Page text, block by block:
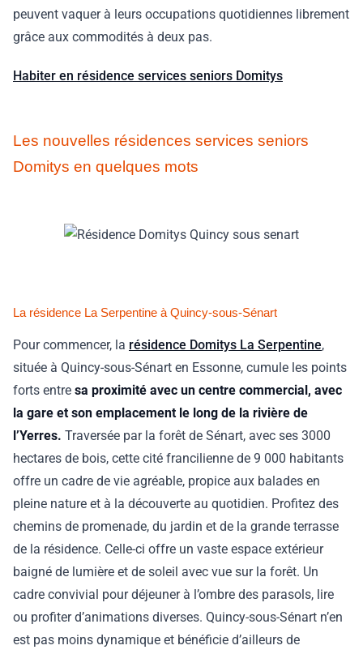
peuvent vaquer à leurs occupations quotidiennes librement
grâce aux commodités à deux pas.
Habiter en résidence services seniors Domitys
Les nouvelles résidences services seniors
Domitys en quelques mots
La résidence La Serpentine à Quincy-sous-Sénart
Pour commencer, la résidence Domitys La Serpentine,
située à Quincy-sous-Sénart en Essonne, cumule les points
forts entre sa proximité avec un centre commercial, avec
la gare et son emplacement le long de la rivière de
l’Yerres. Traversée par la forêt de Sénart, avec ses 3000
hectares de bois, cette cité francilienne de 9 000 habitants
offre un cadre de vie agréable, propice aux balades en
pleine nature et à la découverte au quotidien. Profitez des
chemins de promenade, du jardin et de la grande terrasse
de la résidence. Celle-ci offre un vaste espace extérieur
baigné de lumière et de soleil avec vue sur la forêt. Un
cadre convivial pour déjeuner à l’ombre des parasols, lire
ou profiter d’animations diverses. Quincy-sous-Sénart n’en
est pas moins dynamique et bénéficie d’ailleurs de